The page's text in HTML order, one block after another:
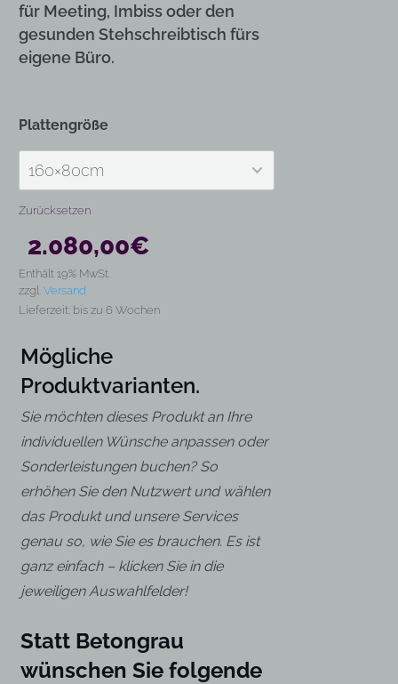
für Meeting, Imbiss oder den
gesunden Stehschreibtisch fürs
eigene Büro.
Plattengröße
Zurücksetzen
2.080,00€
Enthält 19% MwSt.
zzgl. Versand
Lieferzeit: bis zu 6 Wochen
Mögliche
Produktvarianten.
Sie möchten dieses Produkt an Ihre
individuellen Wünsche anpassen oder
Sonderleistungen buchen? So
erhöhen Sie den Nutzwert und wählen
das Produkt und unsere Services
genau so, wie Sie es brauchen. Es ist
ganz einfach – klicken Sie in die
jeweiligen Auswahlfelder!
Statt Betongrau
wünschen Sie folgende